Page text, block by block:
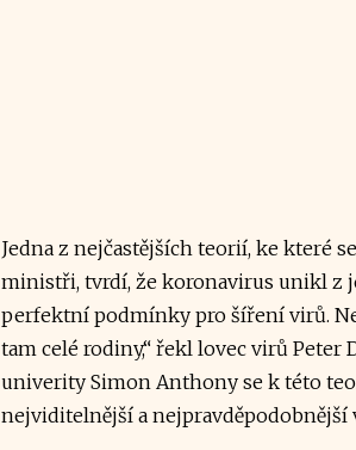
Jedna z nejčastějších teorií, ke které
ministři, tvrdí, že koronavirus unikl z
perfektní podmínky pro šíření virů.
tam celé rodiny,“ řekl lovec virů Peter
univerity Simon Anthony se k této
nejviditelnější a nejpravděpodobnější